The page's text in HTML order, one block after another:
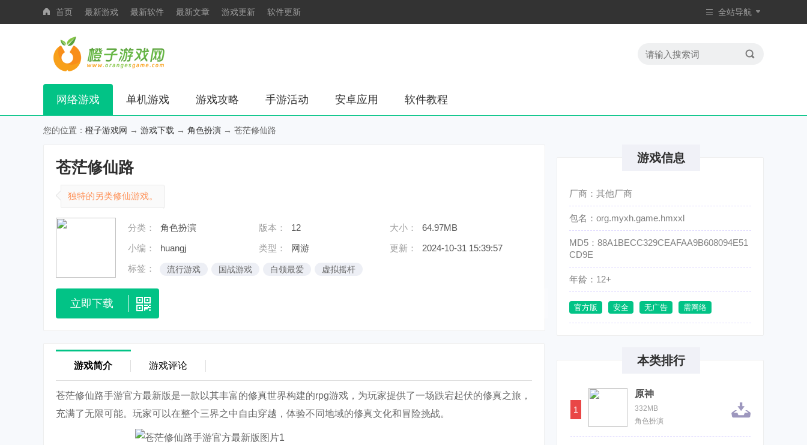
首页 最新游戏 最新软件 最新文章 游戏更新 软件更新 全站导航
网络游戏 单机游戏 游戏攻略 手游活动 安卓应用 软件教程
您的位置： 橙子游戏网 → 游戏下载 → 角色扮演 → 苍茫修仙路
苍茫修仙路
独特的另类修仙游戏。
分类： 角色扮演 版本： 12 大小：
64.97MB
小编：
huangj 类型： 网游 更新：
2024-10-31 15:39:57
标签：
流行游戏 国战游戏 白领最爱 虚拟摇杆
立即下载
游戏简介 游戏评论
苍茫修仙路手游官方最新版是一款以其丰富的修真世界构建的rpg游戏，为玩家提供了一场跌宕起伏的修真之旅，
充满了无限可能。玩家可以在整个三界之中自由穿越，体验不同地域的修真文化和冒险挑战。
游戏信息
厂商：其他厂商
包名：org.myxh.game.hmxxl
MD5：88A1BECC329CEAFAA9B608094E51
CD9E
年龄：12+
官方版 安全 无广告 需网络
本类排行
1
原神
332MB
角色扮演